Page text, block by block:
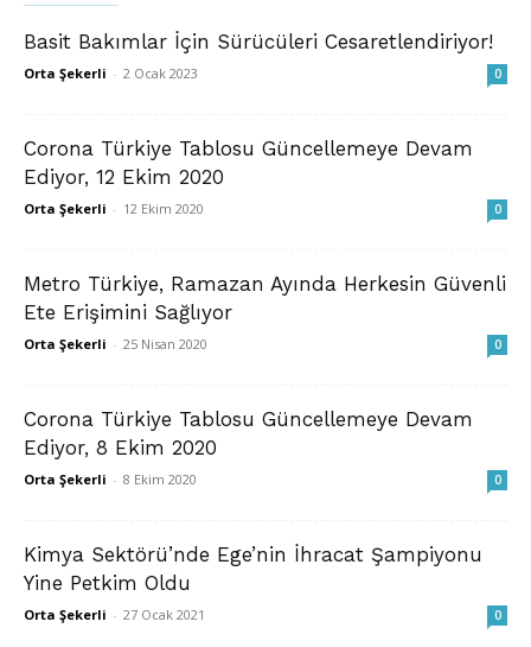
Basit Bakımlar İçin Sürücüleri Cesaretlendiriyor!
Orta Şekerli - 2 Ocak 2023 0
Corona Türkiye Tablosu Güncellemeye Devam
Ediyor, 12 Ekim 2020
Orta Şekerli - 12 Ekim 2020 0
Metro Türkiye, Ramazan Ayında Herkesin Güvenli
Ete Erişimini Sağlıyor
Orta Şekerli - 25 Nisan 2020 0
Corona Türkiye Tablosu Güncellemeye Devam
Ediyor, 8 Ekim 2020
Orta Şekerli - 8 Ekim 2020 0
Kimya Sektörü’nde Ege’nin İhracat Şampiyonu
Yine Petkim Oldu
Orta Şekerli - 27 Ocak 2021 0